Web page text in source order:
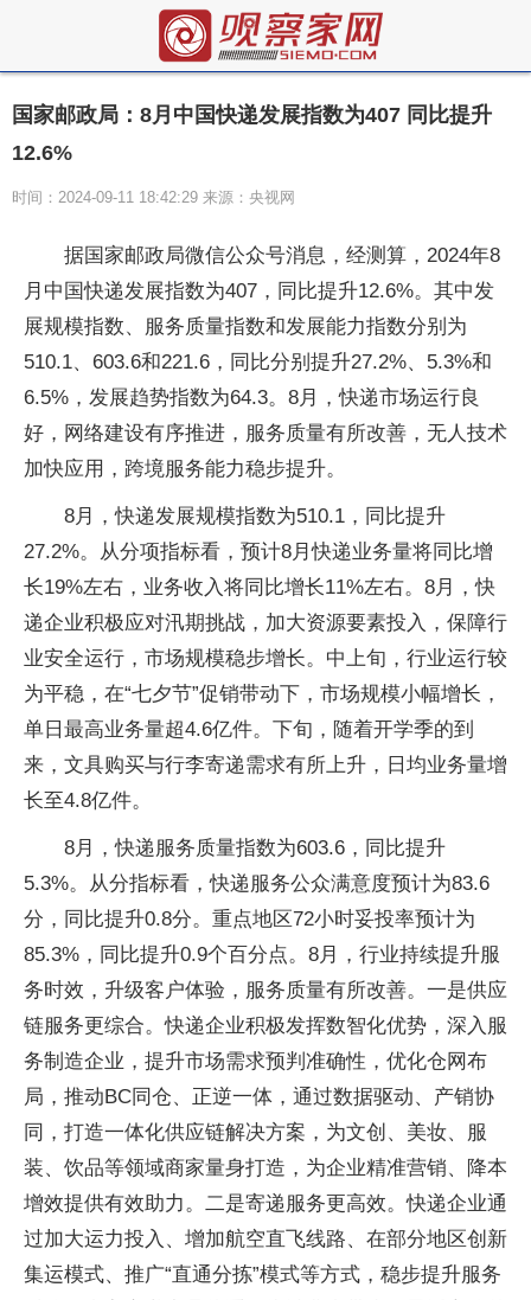
国家邮政局：8月中国快递发展指数为407 同比提升
12.6%
时间：2024-09-11 18:42:29 来源：央视网
据国家邮政局微信公众号消息，经测算，2024年8
月中国快递发展指数为407，同比提升12.6%。其中发
展规模指数、服务质量指数和发展能力指数分别为
510.1、603.6和221.6，同比分别提升27.2%、5.3%和
6.5%，发展趋势指数为64.3。8月，快递市场运行良
好，网络建设有序推进，服务质量有所改善，无人技术
加快应用，跨境服务能力稳步提升。
8月，快递发展规模指数为510.1，同比提升
27.2%。从分项指标看，预计8月快递业务量将同比增
长19%左右，业务收入将同比增长11%左右。8月，快
递企业积极应对汛期挑战，加大资源要素投入，保障行
业安全运行，市场规模稳步增长。中上旬，行业运行较
为平稳，在“七夕节”促销带动下，市场规模小幅增长，
单日最高业务量超4.6亿件。下旬，随着开学季的到
来，文具购买与行李寄递需求有所上升，日均业务量增
长至4.8亿件。
8月，快递服务质量指数为603.6，同比提升
5.3%。从分指标看，快递服务公众满意度预计为83.6
分，同比提升0.8分。重点地区72小时妥投率预计为
85.3%，同比提升0.9个百分点。8月，行业持续提升服
务时效，升级客户体验，服务质量有所改善。一是供应
链服务更综合。快递企业积极发挥数智化优势，深入服
务制造企业，提升市场需求预判准确性，优化仓网布
局，推动BC同仓、正逆一体，通过数据驱动、产销协
同，打造一体化供应链解决方案，为文创、美妆、服
装、饮品等领域商家量身打造，为企业精准营销、降本
增效提供有效助力。二是寄递服务更高效。快递企业通
过加大运力投入、增加航空直飞线路、在部分地区创新
集运模式、推广“直通分拣”模式等方式，稳步提升服务